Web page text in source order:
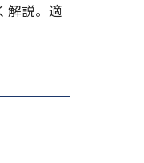
解説。適